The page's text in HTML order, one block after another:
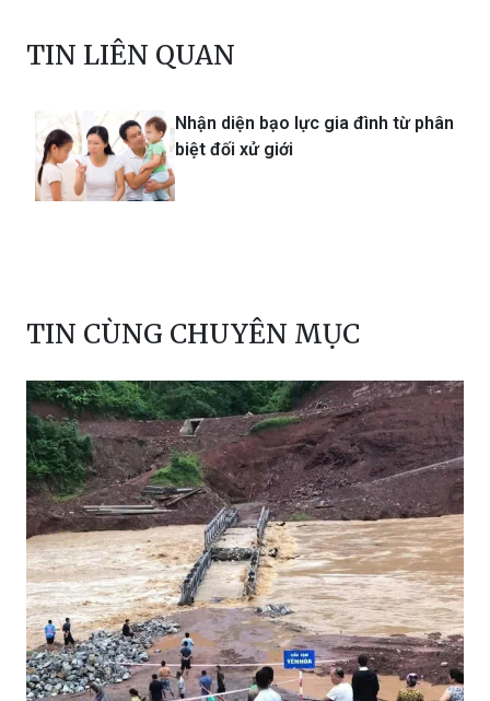
TIN LIÊN QUAN
Nhận diện bạo lực gia đình từ phân
biệt đối xử giới
TIN CÙNG CHUYÊN MỤC